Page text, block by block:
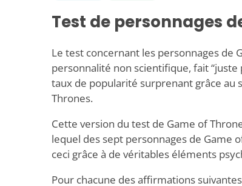
Test de personnages
Le test concernant les personnages de
personnalité non scientifique, fait “juste
taux de popularité surprenant grâce au
Thrones.
Cette version du test de Game of
lequel des sept personnages de Game
ceci grâce à de véritables éléments
Pour chacune des affirmations